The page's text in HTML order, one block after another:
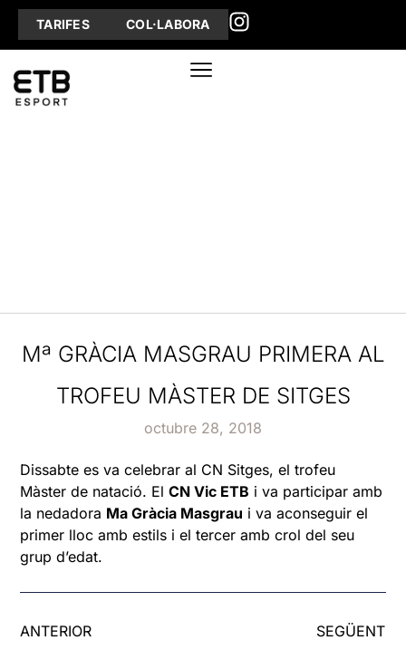
TARIFES COL·LABORA
Mª GRÀCIA MASGRAU PRIMERA AL
TROFEU MÀSTER DE SITGES
octubre 28, 2018
Dissabte es va celebrar al CN Sitges, el trofeu
Màster de natació. ElCN Vic ETB i va participar amb
la nedadora Ma Gràcia Masgrau i va aconseguir el
primer lloc amb estils i el tercer amb crol del seu
grup d’edat.
ANTERIOR SEGÜENT